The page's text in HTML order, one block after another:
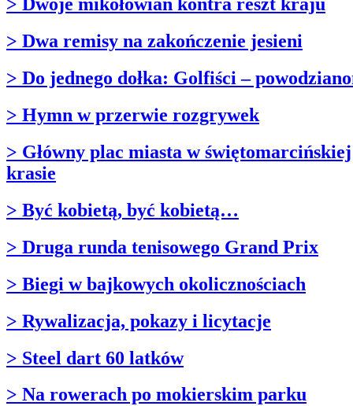
> Dwoje mikołowian kontra reszt kraju
> Dwa remisy na zakończenie jesieni
> Do jednego dołka: Golfiści –
> Hymn w przerwie rozgrywek
> Główny plac miasta w świętomarcińskiej
krasie
> Być kobietą, być kobietą…
> Druga runda tenisowego Grand Prix
> Biegi w bajkowych okolicznościach
> Rywalizacja, pokazy i licytacje
> Steel dart 60 latków
> Na rowerach po mokierskim parku